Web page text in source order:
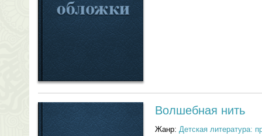
Волшебная нить
Жанр: Детская литература: